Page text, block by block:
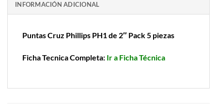
INFORMACIÓN ADICIONAL
Puntas Cruz Phillips PH1 de 2″ Pack 5 piezas
Ficha Tecnica Completa: Ir a Ficha Técnica